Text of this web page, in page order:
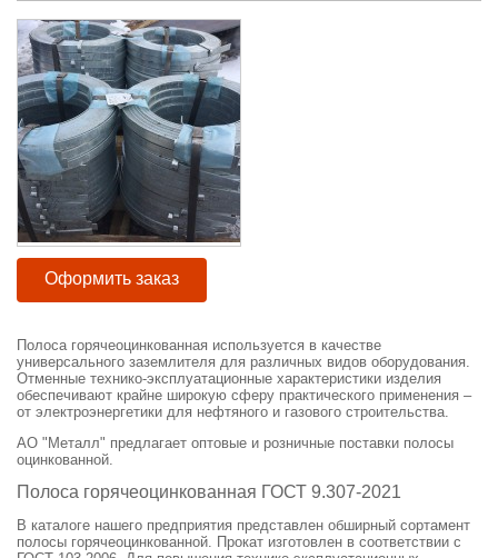
Оформить заказ
Полоса горячеоцинкованная используется в качестве
универсального заземлителя для различных видов оборудования.
Отменные технико-эксплуатационные характеристики изделия
обеспечивают крайне широкую сферу практического применения –
от электроэнергетики для нефтяного и газового строительства.
АО "Металл" предлагает оптовые и розничные поставки полосы
оцинкованной.
Полоса горячеоцинкованная ГОСТ 9.307-2021
В каталоге нашего предприятия представлен обширный сортамент
полосы горячеоцинкованной. Прокат изготовлен в соответствии с